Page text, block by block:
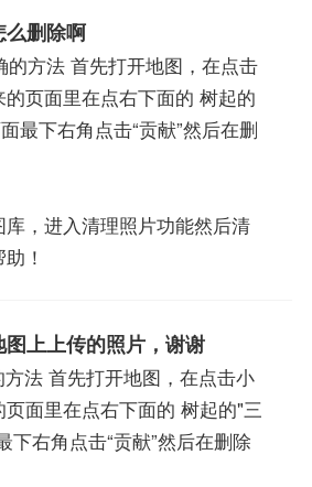
删除啊
的方法 首先打开地图，在点击
页面里在点右下面的 树起的
最下右角点击“贡献”然后在删
，进入清理照片功能然后清
！
上上传的照片，谢谢
法 首先打开地图，在点击小
面里在点右下面的 树起的"三
下右角点击“贡献”然后在删除